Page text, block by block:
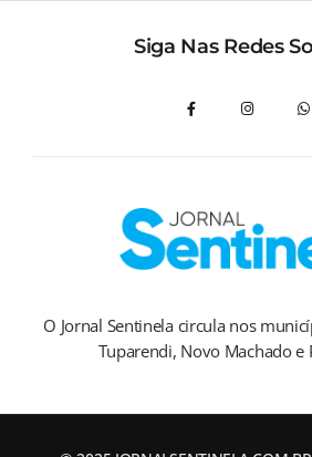
Siga Nas Redes
O Jornal Sentinela circula nos
Tuparendi, Novo Machado e